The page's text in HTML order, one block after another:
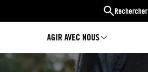
Rechercher
AGIR AVEC NOUS